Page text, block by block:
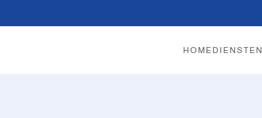
HOMEDIENSTEN